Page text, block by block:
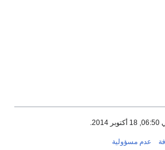
عدم مسؤولية